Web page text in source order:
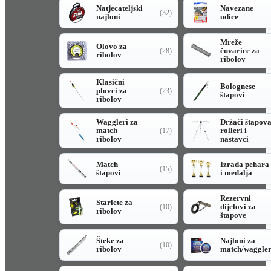
Natjecateljski
najloni
(32)
Navezane
udice
Olovo za
ribolov
(28)
Mreže
čuvarice za
ribolov
Klasični
plovci za
ribolov
(23)
Bolognese
štapovi
Waggleri za
match
ribolov
(17)
Držači štapova
rolleri i
nastavci
Match
štapovi
(15)
Izrada pehara
i medalja
Starlete za
ribolov
(10)
Rezervni
dijelovi za
štapove
Šteke za
ribolov
(10)
Najloni za
match/waggler